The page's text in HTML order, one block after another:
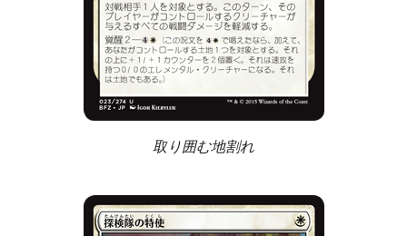
取り囲む地割れ